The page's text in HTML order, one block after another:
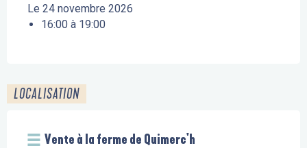
Le 24 novembre 2026
16:00 à 19:00
LOCALISATION
Vente à la ferme de Quimerc'h